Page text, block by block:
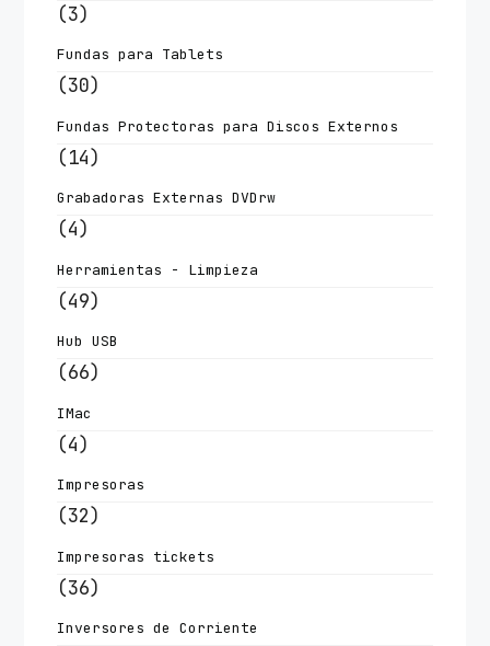
(3)
Fundas para Tablets
(30)
Fundas Protectoras para Discos Externos
(14)
Grabadoras Externas DVDrw
(4)
Herramientas - Limpieza
(49)
Hub USB
(66)
IMac
(4)
Impresoras
(32)
Impresoras tickets
(36)
Inversores de Corriente